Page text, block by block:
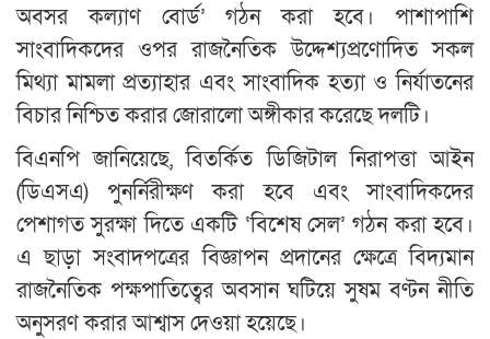
অবসর কল্যাণ বোর্ড’ গঠন করা হবে। পাশাপাশি
সাংবাদিকদের ওপর রাজনৈতিক উদ্দেশ্যপ্রণোদিত সকল
মিথ্যা মামলা প্রত্যাহার এবং সাংবাদিক হত্যা ও নির্যাতনের
বিচার নিশ্চিত করার জোরালো অঙ্গীকার করেছে দলটি।
বিএনপি জানিয়েছে, বিতর্কিত ডিজিটাল নিরাপত্তা আইন
(ডিএসএ) পুনর্নিরীক্ষণ করা হবে এবং সাংবাদিকদের
পেশাগত সুরক্ষা দিতে একটি ‘বিশেষ সেল’ গঠন করা হবে।
এ ছাড়া সংবাদপত্রের বিজ্ঞাপন প্রদানের ক্ষেত্রে বিদ্যমান
রাজনৈতিক পক্ষপাতিত্বের অবসান ঘটিয়ে সুষম বণ্টন নীতি
অনুসরণ করার আশ্বাস দেওয়া হয়েছে।